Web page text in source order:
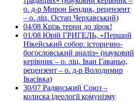
о. д-р Мирон Бендик, рецензент
– о. ліц. Остап Черхавський)
04/08 Крізь терни до зірок!
01/08 Юрій ГРИГЕЛЬ, «Перший
Нікейський собор: історично-
богословський аналіз» (науковий
керівник – о. ліц. Іван Гаваньо,
рецензент – о. д-р Володимир
Івасівка)
30/07 Радянський Союз –
колиска ідеології комунізму